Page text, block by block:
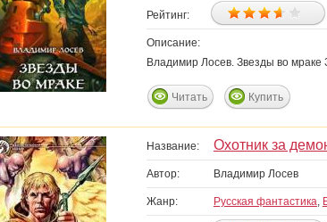
Рейтинг:
Описание:
Владимир Лосев. Звезды во мраке
Читать Купить
Название: Охотник за
Автор: Владимир Лосев
Жанр: Русская фантастика,